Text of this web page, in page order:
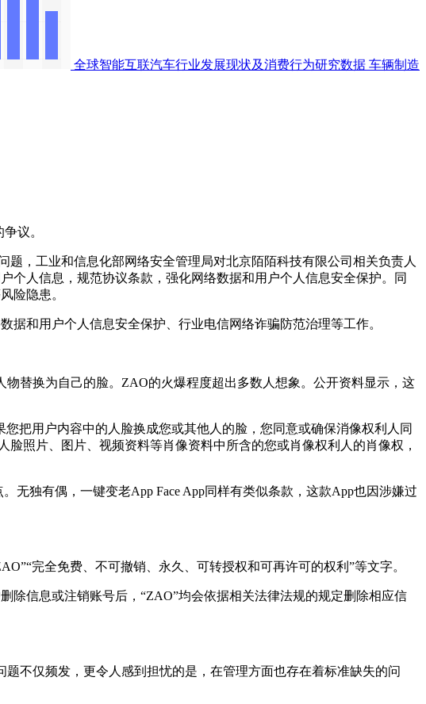
全球智能互联汽车行业发展现状及消费行为研究数据 车辆制造
议。
，工业和信息化部网络安全管理局对北京陌陌科技有限公司相关负责人
个人信息，规范协议条款，强化网络数据和用户个人信息安全保护。同
险隐患。
和用户个人信息安全保护、行业电信网络诈骗防范治理等工作。
替换为自己的脸。ZAO的火爆程度超出多数人想象。公开资料显示，这
用户内容中的人脸换成您或其他人的脸，您同意或确保消像权利人同
照片、图片、视频资料等肖像资料中所含的您或肖像权利人的肖像权，
独有偶，一键变老App Face App同样有类似条款，这款App也因涉嫌过
完全免费、不可撤销、永久、可转授权和可再许可的权利”等文字。
信息或注销账号后，“ZAO”均会依据相关法律法规的规定删除相应信
不仅频发，更令人感到担忧的是，在管理方面也存在着标准缺失的问